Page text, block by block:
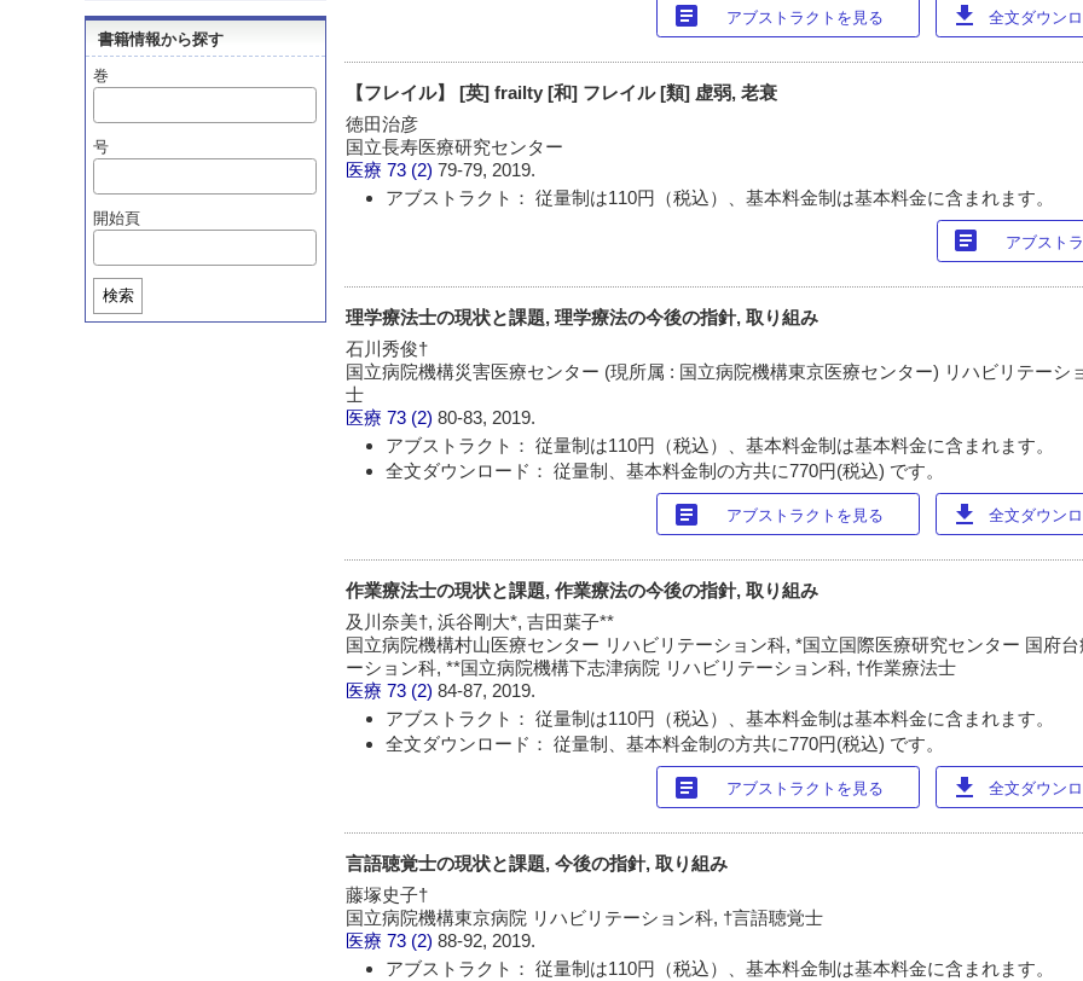
書籍情報から探す
巻
号
開始頁
検索
article アブストラクトを見る download 全文ダウン
【フレイル】 [英] frailty [和] フレイル [類] 虚弱, 老衰
徳田治彦
国立長寿医療研究センター
医療 73 (2)79-79, 2019.
アブストラクト： 従量制は110円（税込）、基本料金制は基本料金に含まれます。
article アブスト
理学療法士の現状と課題, 理学療法の今後の指針, 取り組み
石川秀俊†
国立病院機構災害医療センター (現所属 : 国立病院機構東京医療センター) リハビリテーシ
士
医療 73 (2)80-83, 2019.
アブストラクト： 従量制は110円（税込）、基本料金制は基本料金に含まれます。
全文ダウンロード： 従量制、基本料金制の方共に770円(税込) です。
article アブストラクトを見る download 全文ダウン
作業療法士の現状と課題, 作業療法の今後の指針, 取り組み
及川奈美†, 浜谷剛大*, 吉田葉子**
国立病院機構村山医療センター リハビリテーション科, *国立国際医療研究センター 国府
ーション科, **国立病院機構下志津病院 リハビリテーション科, †作業療法士
医療 73 (2)84-87, 2019.
アブストラクト： 従量制は110円（税込）、基本料金制は基本料金に含まれます。
全文ダウンロード： 従量制、基本料金制の方共に770円(税込) です。
article アブストラクトを見る download 全文ダウン
言語聴覚士の現状と課題, 今後の指針, 取り組み
藤塚史子†
国立病院機構東京病院 リハビリテーション科, †言語聴覚士
医療 73 (2)88-92, 2019.
アブストラクト： 従量制は110円（税込）、基本料金制は基本料金に含まれます。